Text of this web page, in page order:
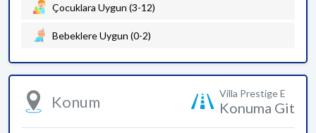
Çocuklara Uygun (3-12)
Bebeklere Uygun (0-2)
Konum Villa Prestige E
Konuma Git